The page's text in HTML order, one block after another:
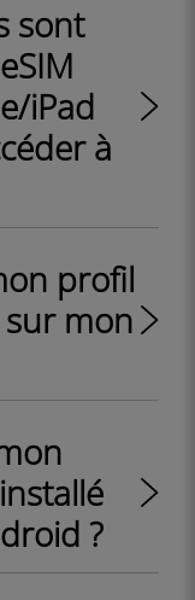
sont
iPad
à
profil
sur mon
?